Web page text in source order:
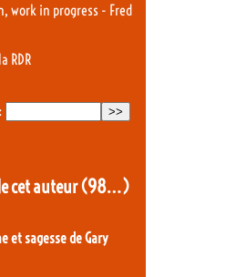
work in progress - Fred
RDR
cet auteur(98…)
et sagesse de Gary